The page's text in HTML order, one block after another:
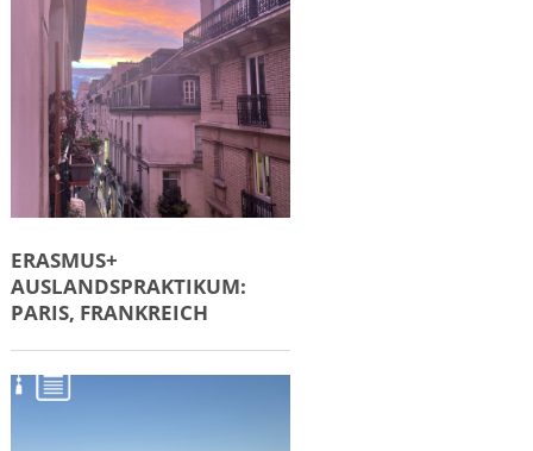
ERASMUS+
AUSLANDSPRAKTIKUM:
PARIS, FRANKREICH